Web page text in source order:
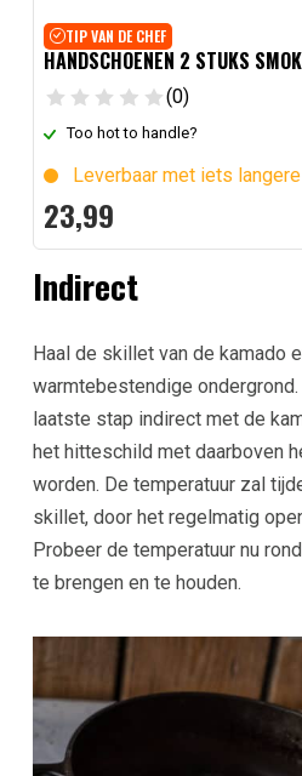
TIP VAN DE CHEF
HANDSCHOENEN 2 STUKS
(0)
Too hot to handle?
Leverbaar met iets
23,99
Indirect
Haal de skillet van de kamado
warmtebestendige
laatste stap indirect met de
het hitteschild met daarboven
worden. De temperatuur zal
skillet, door het regelmatig
Probeer de temperatuur nu
te brengen en te houden.